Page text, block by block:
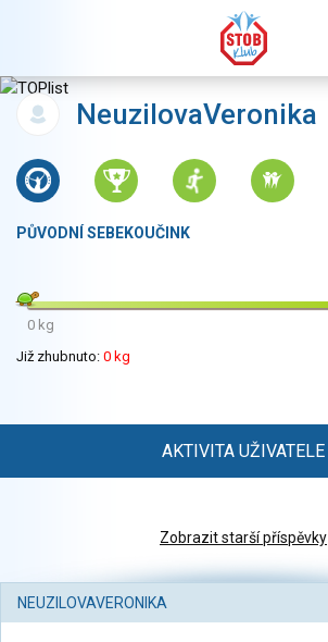
NeuzilovaVeronika
PŮVODNÍ SEBEKOUČINK
0 kg
Již zhubnuto: 0 kg
AKTIVITA UŽIVATELE
Zobrazit starší příspěvky
NEUZILOVAVERONIKA